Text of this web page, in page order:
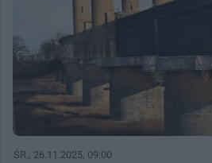
ŚR. , 26.11.2025, 09:00